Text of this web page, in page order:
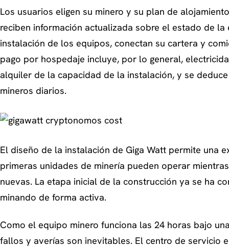
Los usuarios eligen su minero y su plan de
reciben información actualizada sobre el estado de la
instalación de los equipos, conectan su cartera y
pago por hospedaje incluye, por lo general,
alquiler de la capacidad de la instalación, y se
mineros diarios.
El diseño de la instalación de Giga Watt permite una
primeras unidades de minería pueden operar
nuevas. La etapa inicial de la construcción ya se ha
minando de forma activa.
Como el equipo minero funciona las 24 horas bajo
fallos y averías son inevitables. El centro de servicio